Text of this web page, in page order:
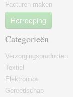
Facturen maken
Herroeping
Categorieën
Verzorgingsproducten
Textiel
Elektronica
Gereedschap